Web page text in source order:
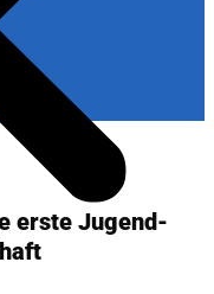
erste Jugend-